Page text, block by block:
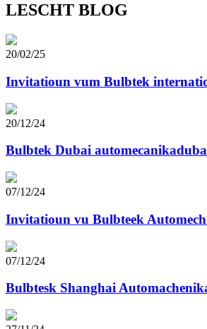
LESCHT BLOG
20/02/25
Invitatioun vum Bulbtek
20/12/24
Bulbtek Dubai
07/12/24
Invitatioun vu Bulbteek
07/12/24
Bulbtesk Shanghai